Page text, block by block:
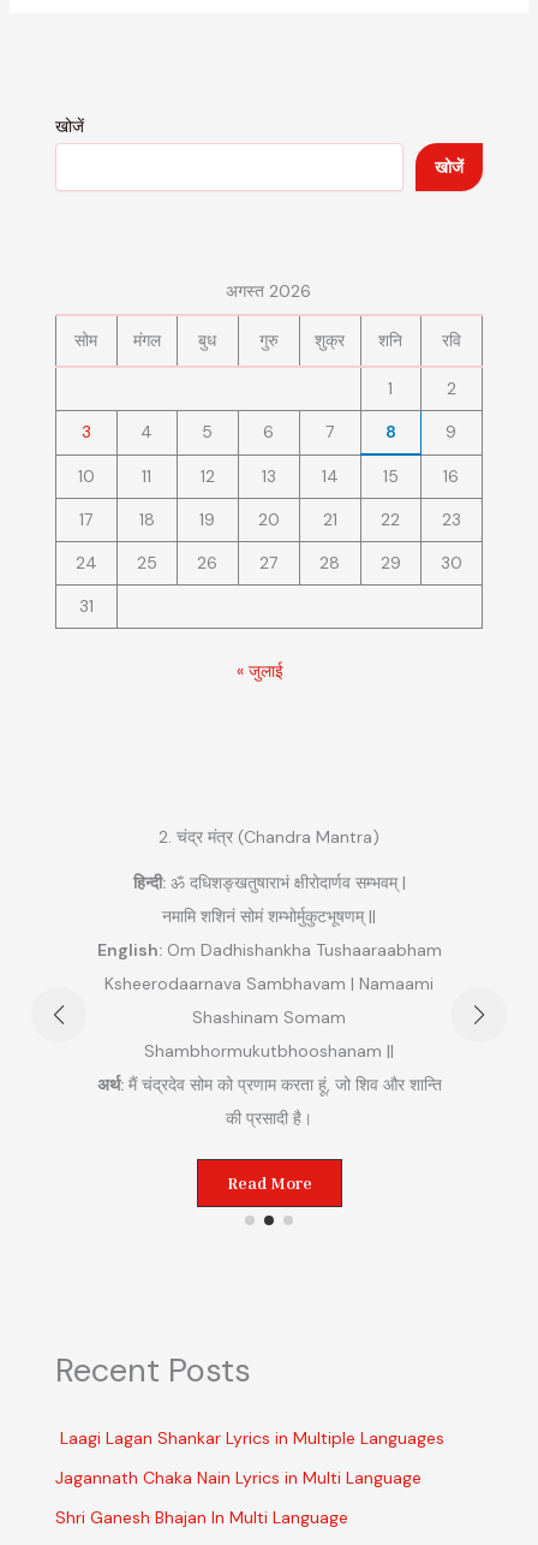
खोजें
खोजें
अगस्त 2026
सोम मंगल बुध गुरु शुक्र शनि रवि
1
2
3
4 5 6 7 8 9
10 11 12 13 14 15
16
17
18 19 20 21 22
23
24
25 26 27 28 29
30
31
« जुलाई
2. चंद्र मंत्र (Chandra Mantra)
हिन्दी:ॐ दधिशङ्खतुषाराभं क्षीरोदार्णव सम्भवम् |
नमामि शशिनं सोमं शम्भोर्मुकुटभूषणम् ||
English:Om Dadhishankha Tushaaraabham
Ksheerodaarnava Sambhavam | Namaami
Shashinam Somam
Shambhormukutbhooshanam ||
अर्थ:मैं चंद्रदेव सोम को प्रणाम करता हूं, जो शिव और शान्ति
की प्रसादी है।
Read More
Recent Posts
Laagi Lagan Shankar Lyrics in Multiple Languages
Jagannath Chaka Nain Lyrics in Multi Language
Shri Ganesh Bhajan In Multi Language